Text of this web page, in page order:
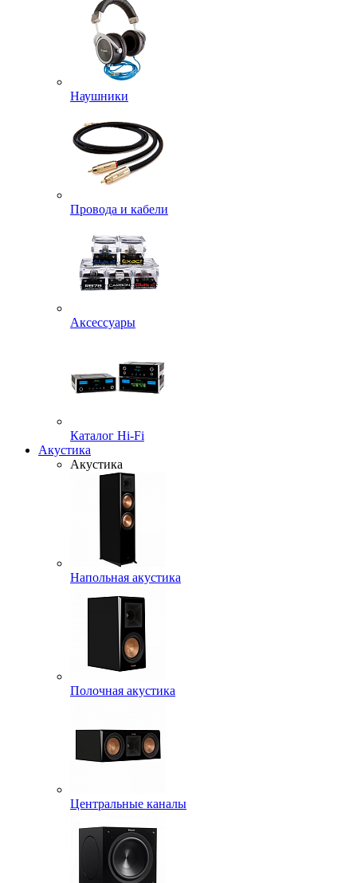
Наушники
Провода и кабели
Аксессуары
Каталог Hi-Fi
Акустика
Акустика
Напольная акустика
Полочная акустика
Центральные каналы